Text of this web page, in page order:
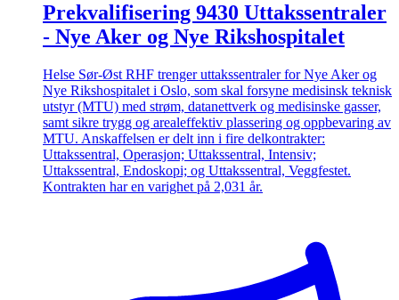
Prekvalifisering 9430 Uttakssentraler
- Nye Aker og Nye Rikshospitalet
Helse Sør-Øst RHF trenger uttakssentraler for Nye Aker og
Nye Rikshospitalet i Oslo, som skal forsyne medisinsk teknisk
utstyr (MTU) med strøm, datanettverk og medisinske gasser,
samt sikre trygg og arealeffektiv plassering og oppbevaring av
MTU. Anskaffelsen er delt inn i fire delkontrakter:
Uttakssentral, Operasjon; Uttakssentral, Intensiv;
Uttakssentral, Endoskopi; og Uttakssentral, Veggfestet.
Kontrakten har en varighet på 2,031 år.